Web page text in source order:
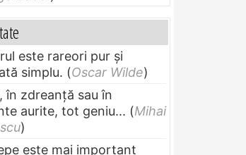
este rareori pur și
simplu. (Oscar Wilde)
în zdreanţă sau în
aurite, tot geniu... (Mihai
)
este mai important